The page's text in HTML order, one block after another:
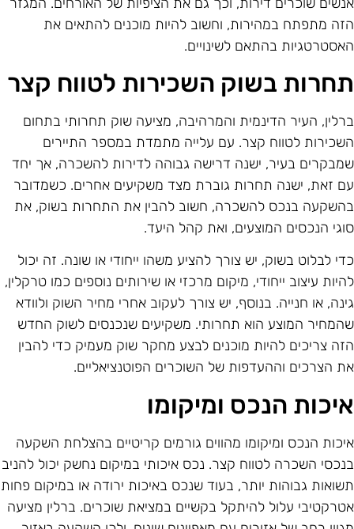
מתפתח במהירות, וחשוב להיות מוכנים להתאים את
בהתאם לשינויים.
בשוק השכירות לטווח קצר
העיר הדינמית והמרהיבה, מציעה שוק תחרותי בתחום
לטווח קצר. עם עלייה מתמדת במספר התיירים
בעיר, ישנה דרישה גבוהה לדירות להשכרה, אך יחד
זאת, ישנה תחרות גוברת מצד משקיעים אחרים. כשמדובר
בנכס להשכרה, חשוב להבין את התחרות בשוק, את
הנכסים המוצעים, ואת קהל היעד.
לבלוט בשוק, יש צורך להציע משהו ייחודי או שונה. זה יכול
עיצוב ייחודי, מיקום מרכזי או שירותים נוספים כמו טרקלין,
או חנייה. בנוסף, יש צורך לעקוב אחרי מחיר השוק ולוודא
המוצע הוא תחרותי. משקיעים שנכנסים לשוק החדש
צריכים להיות מוכנים לבצע מחקר שוק מעמיק כדי להבין
הצרכים וההעדפות של השוכרים הפוטנציאליים.
הנכס ומיקומו
הנכס ומיקומו מהווים גורמים קריטיים בהצלחת השקעה
השכרה לטווח קצר. נכס איכותי במיקום נחשק יכול להניב
גבוהות יותר, בעוד שנכס באיכות ירודה או במיקום פחות
עלול להיתקל בקשיים במציאת שוכרים. ברלין מציעה